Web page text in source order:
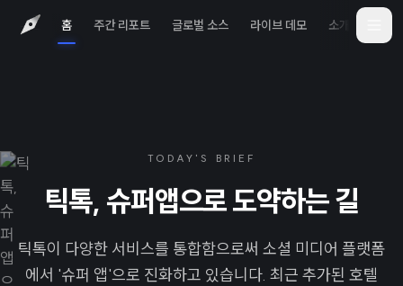
홈 주간 리포트 글로벌 소스 라이브 데모 소개
TODAY'S BRIEF
틱톡, 슈퍼앱으로 도약하는 길
틱톡이 다양한 서비스를 통합함으로써 소셜 미디어 플랫폼
에서 '슈퍼 앱'으로 진화하고 있습니다. 최근 추가된 호텔